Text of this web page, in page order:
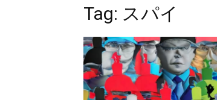
Tag: スパイ